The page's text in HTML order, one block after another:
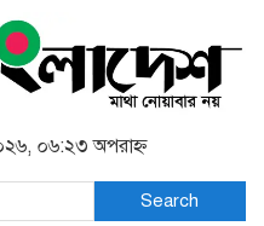
০৬:২৩ অপরাহ্ন
Search